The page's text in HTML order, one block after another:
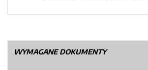
WYMAGANE DOKUMENTY